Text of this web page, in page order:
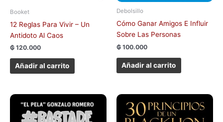
Booket
12 Reglas Para Vivir – Un
Antidoto Al Caos
₲ 120.000
Añadir al carrito
Debolsillo
Cómo Ganar Amigos E Influir
Sobre Las Personas
₲ 100.000
Añadir al carrito